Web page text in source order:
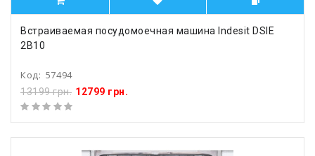
Встраиваемая посудомоечная машина Indesit DSIE
2B10
Код: 57494
13199 грн. 12799 грн.